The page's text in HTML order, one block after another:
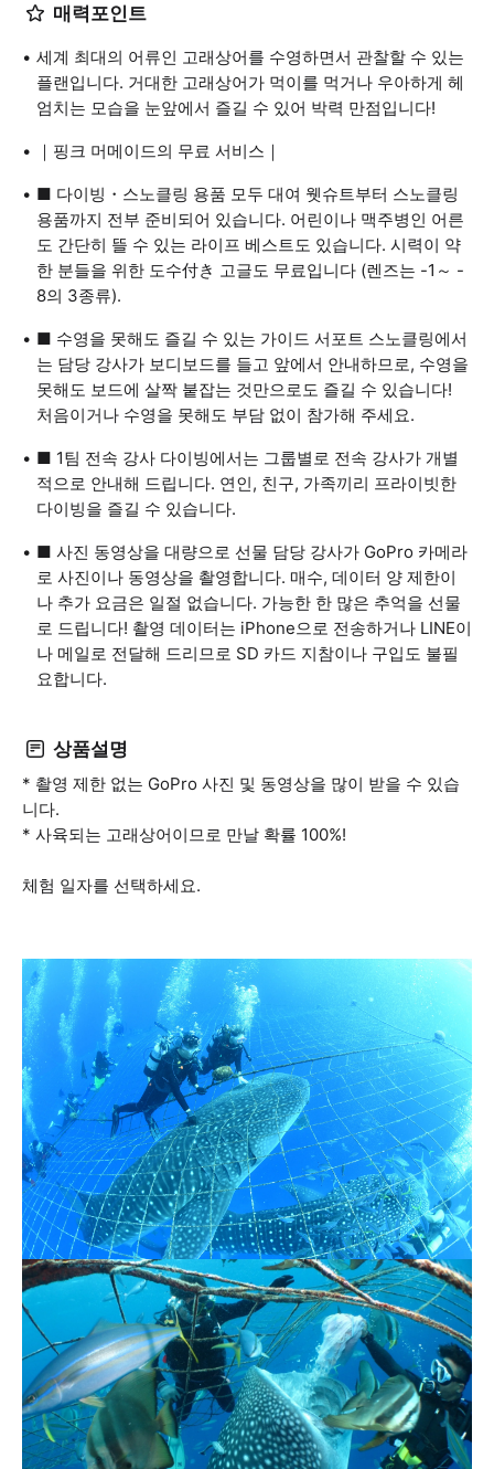
매력포인트
세계 최대의 어류인 고래상어를 수영하면서 관찰할 수 있는
플랜입니다. 거대한 고래상어가 먹이를 먹거나 우아하게 헤
엄치는 모습을 눈앞에서 즐길 수 있어 박력 만점입니다!
｜핑크 머메이드의 무료 서비스｜
■ 다이빙・스노클링 용품 모두 대여 웻슈트부터 스노클링
용품까지 전부 준비되어 있습니다. 어린이나 맥주병인 어른
도 간단히 뜰 수 있는 라이프 베스트도 있습니다. 시력이 약
한 분들을 위한 도수付き 고글도 무료입니다 (렌즈는 -1～ -
8의 3종류).
■ 수영을 못해도 즐길 수 있는 가이드 서포트 스노클링에서
는 담당 강사가 보디보드를 들고 앞에서 안내하므로, 수영을
못해도 보드에 살짝 붙잡는 것만으로도 즐길 수 있습니다!
처음이거나 수영을 못해도 부담 없이 참가해 주세요.
■ 1팀 전속 강사 다이빙에서는 그룹별로 전속 강사가 개별
적으로 안내해 드립니다. 연인, 친구, 가족끼리 프라이빗한
다이빙을 즐길 수 있습니다.
■ 사진 동영상을 대량으로 선물 담당 강사가 GoPro 카메라
로 사진이나 동영상을 촬영합니다. 매수, 데이터 양 제한이
나 추가 요금은 일절 없습니다. 가능한 한 많은 추억을 선물
로 드립니다! 촬영 데이터는 iPhone으로 전송하거나 LINE이
나 메일로 전달해 드리므로 SD 카드 지참이나 구입도 불필
요합니다.
상품설명
* 촬영 제한 없는 GoPro 사진 및 동영상을 많이 받을 수 있습
니다.
* 사육되는 고래상어이므로 만날 확률 100%!
체험 일자를 선택하세요.